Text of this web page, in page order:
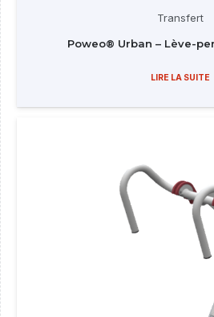
Transfert
Poweo® Urban – Lève-
LIRE LA SUITE